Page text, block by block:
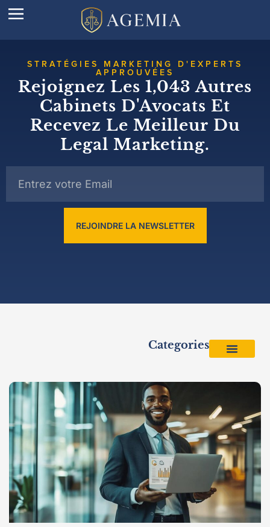
STRATÉGIES MARKETING D'EXPERTS
APPROUVÉES
Rejoignez Les 1,043 Autres
Cabinets D'Avocats Et
Recevez Le Meilleur Du
Legal Marketing.
REJOINDRE LA NEWSLETTER
Categories